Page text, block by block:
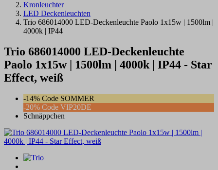
Kronleuchter
LED Deckenleuchten
Trio 686014000 LED-Deckenleuchte Paolo 1x15w | 1500lm |
4000k | IP44
Trio 686014000 LED-Deckenleuchte
Paolo 1x15w | 1500lm | 4000k | IP44 - Star
Effect, weiß
-14% Code SOMMER
-20% Code VIP20DE
Schnäppchen